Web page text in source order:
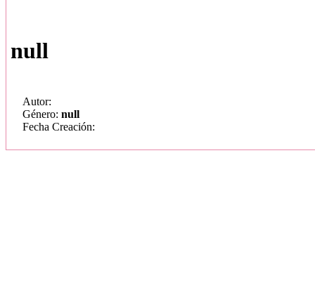
null
Autor:
Género: null
Fecha Creación: